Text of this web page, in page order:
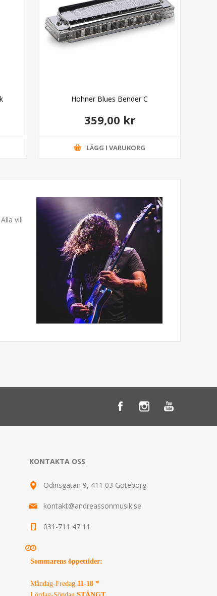
Hohner Blues Bender C
359,00 kr
LÄGG I VARUKORG
vill
KONTAKTA OSS
Odinsgatan 9, 411 03 Göteborg
kontakt@andreassonmusik.se
031-711 47 11
Sommarens öppettider:
Måndag-Fredag 11-18 *